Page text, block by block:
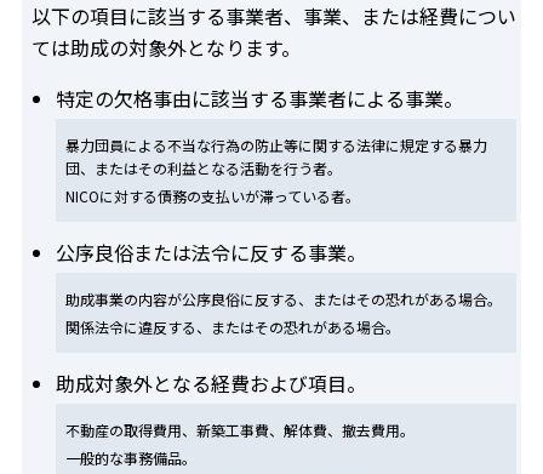
以下の項目に該当する事業者、事業、または経費につい
ては助成の対象外となります。
特定の欠格事由に該当する事業者による事業。
暴力団員による不当な行為の防止等に関する法律に規定する暴力
団、またはその利益となる活動を行う者。
NICOに対する債務の支払いが滞っている者。
公序良俗または法令に反する事業。
助成事業の内容が公序良俗に反する、またはその恐れがある場合。
関係法令に違反する、またはその恐れがある場合。
助成対象外となる経費および項目。
不動産の取得費用、新築工事費、解体費、撤去費用。
一般的な事務備品。